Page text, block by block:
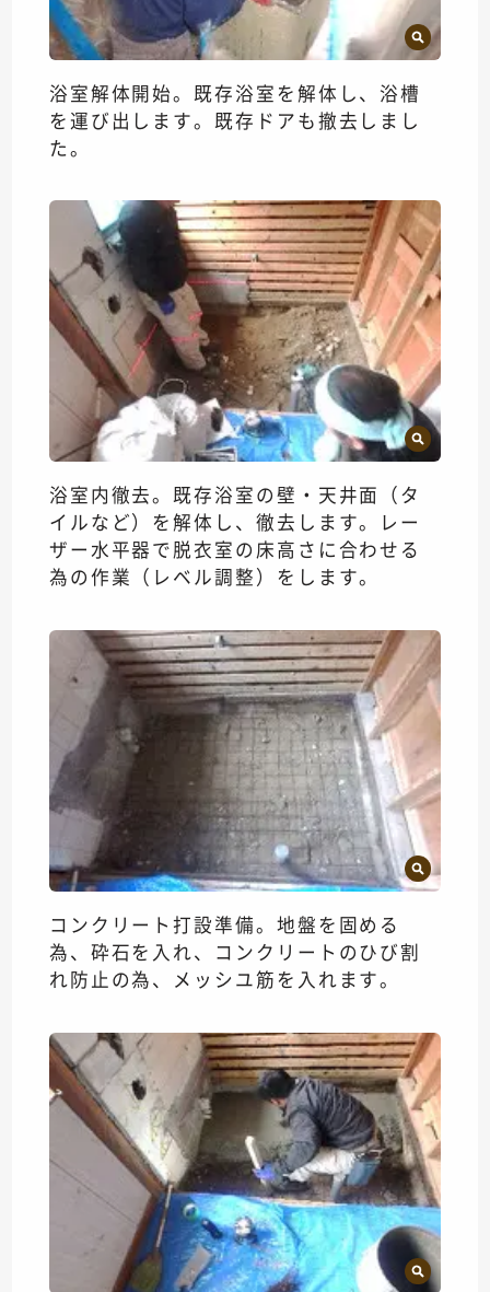
浴室解体開始。既存浴室を解体し、浴槽
を運び出します。既存ドアも撤去しまし
た。
浴室内徹去。既存浴室の壁・天井面（タ
イルなど）を解体し、徹去します。レー
ザー水平器で脱衣室の床高さに合わせる
為の作業（レベル調整）をします。
コンクリート打設準備。地盤を固める
為、砕石を入れ、コンクリートのひび割
れ防止の為、メッシユ筋を入れます。